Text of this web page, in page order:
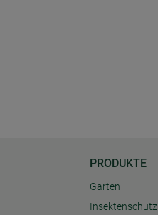
PRODUKTE
Garten
Insektenschutz